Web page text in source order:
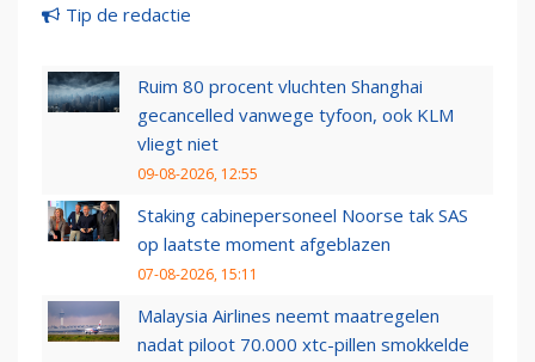
Tip de redactie
Ruim 80 procent vluchten Shanghai
gecancelled vanwege tyfoon, ook KLM
vliegt niet
09-08-2026, 12:55
Staking cabinepersoneel Noorse tak SAS
op laatste moment afgeblazen
07-08-2026, 15:11
Malaysia Airlines neemt maatregelen
nadat piloot 70.000 xtc-pillen smokkelde